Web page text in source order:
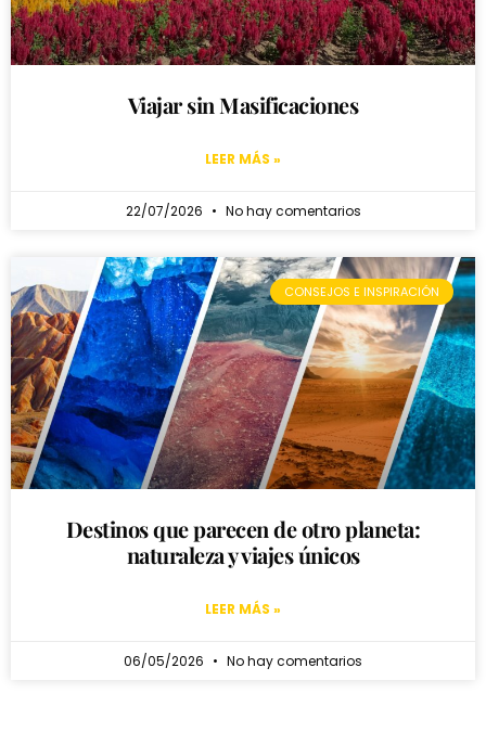
Viajar sin Masificaciones
LEER MÁS »
22/07/2026 No hay comentarios
CONSEJOS E INSPIRACIÓN
Destinos que parecen de otro planeta:
naturaleza y viajes únicos
LEER MÁS »
06/05/2026 No hay comentarios